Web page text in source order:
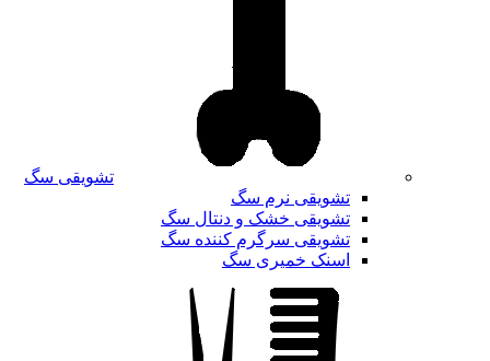
تشویقی سگ
تشویقی نرم سگ
تشویقی خشک و دنتال سگ
تشویقی سرگرم کننده سگ
اسنک خمیری سگ